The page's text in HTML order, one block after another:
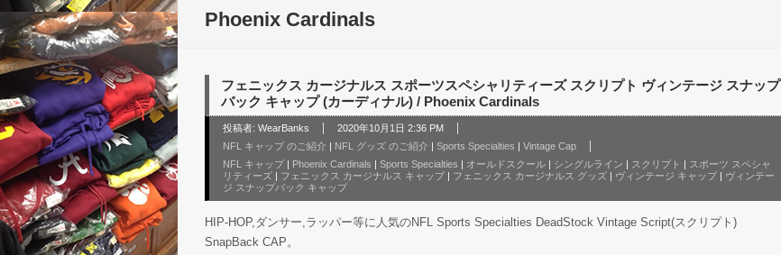
Phoenix Cardinals
フェニックス カージナルス スポーツスペシャリティーズ スクリプト ヴィンテージ スナップ
バック キャップ (カーディナル) / Phoenix Cardinals
投稿者: WearBanks
2020年10月1日 2:36 PM
NFL キャップ のご紹介 | NFL グッズ のご紹介 | Sports Specialties | Vintage Cap
NFL キャップ | Phoenix Cardinals | Sports Specialties | オールドスクール | シングルライン | スクリプト | スポーツ スペシャ
リティーズ | フェニックス カージナルス キャップ | フェニックス カージナルス グッズ | ヴィンテージ キャップ | ヴィンテー
ジ スナップバック キャップ
HIP-HOP,ダンサー,ラッパー等に人気のNFL Sports Specialties DeadStock Vintage Script(スクリプト)
SnapBack CAP。